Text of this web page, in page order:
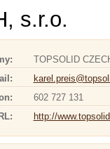
s.r.o.
TOPSOLID
602 727 131
http://